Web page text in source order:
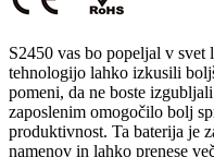
S2450 vas bo popeljal v
tehnologijo lahko izkusili
pomeni, da ne boste
zaposlenim omogočilo bolj
produktivnost. Ta baterija je
namenov in lahko prenese